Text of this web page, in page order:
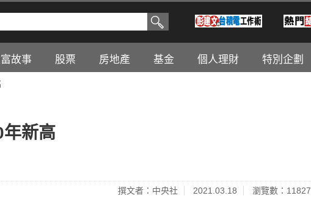
故事 股票 房地產 基金 個人理財 特別企劃
新高
撰文者：中央社 2021.03.18 瀏覽數：11827